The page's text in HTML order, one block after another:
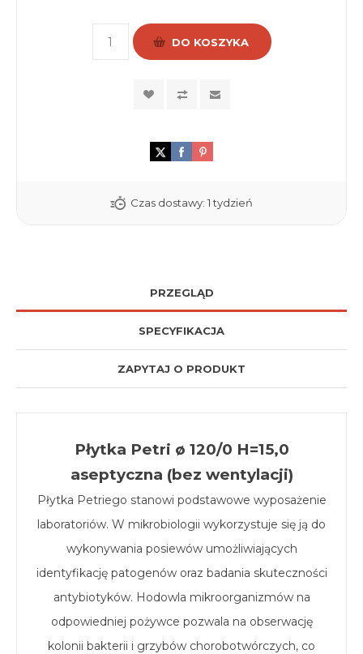
DO KOSZYKA
Czas dostawy: 1 tydzień
PRZEGLĄD
SPECYFIKACJA
ZAPYTAJ O PRODUKT
Płytka Petri ø 120/0 H=15,0
aseptyczna (bez wentylacji)
Płytka Petriego stanowi podstawowe wyposażenie
laboratoriów. W mikrobiologii wykorzystuje się ją do
wykonywania posiewów umożliwiających
identyfikację patogenów oraz badania skuteczności
antybiotyków. Hodowla mikroorganizmów na
odpowiedniej pożywce pozwala na obserwację
kolonii bakterii i grzybów chorobotwórczych, co